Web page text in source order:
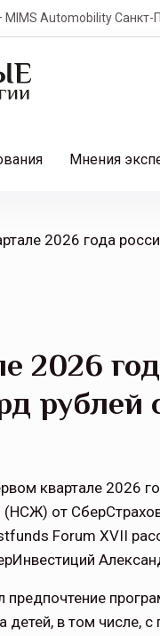
Санкт-
Мнения
2026
рублей
квартале 2026
от
Forum XVII
в том числе,